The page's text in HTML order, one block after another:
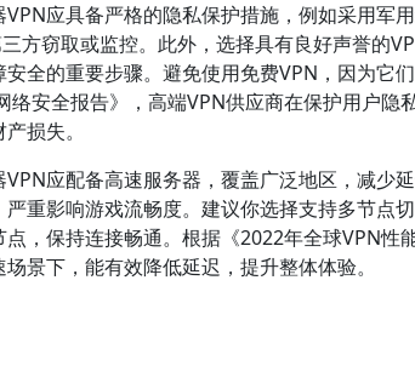
应具备严格的隐私保护措施，例如采用军
方窃取或监控。此外，选择具有良好声誉的
全的重要步骤。避免使用免费VPN，因为它
安全报告》，高端VPN供应商在保护用户隐
损失。
应配备高速服务器，覆盖广泛地区，减少
重影响游戏流畅度。建议你选择支持多节点
，保持连接畅通。根据《2022年全球VPN性
景下，能有效降低延迟，提升整体体验。